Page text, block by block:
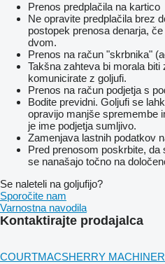
Prenos predplačila na kartico
Ne opravite predplačila brez
postopek prenosa denarja,
dvom.
Prenos na račun "skrbnika"
Takšna zahteva bi morala
komunicirate z goljufi.
Prenos na račun podjetja s
Bodite previdni. Goljufi se
opravijo manjše spremembe
je ime podjetja sumljivo.
Zamenjava lastnih podatkov
Pred prenosom poskrbite, da
se nanašajo točno na
Se naleteli na goljufijo?
Sporočite nam
Varnostna navodila
Kontaktirajte prodajalca
COURTMACSHERRY